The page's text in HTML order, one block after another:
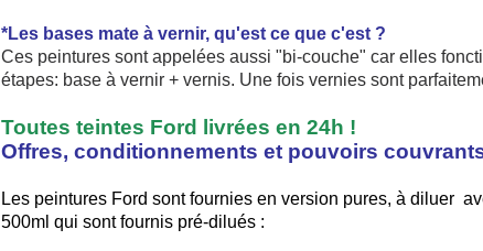
10€
*Les bases mate à vernir, qu'est ce que c'est ?
Ces peintures sont appelées aussi "bi-couche" car elles
étapes: base à vernir+ vernis. Une fois vernies sont
Toutes teintes Ford livrées en 24h !
Offres, conditionnements et pouvoirs
Les peintures Ford sont fournies en version pures, à diluer
500ml qui sont fournis pré-dilués: